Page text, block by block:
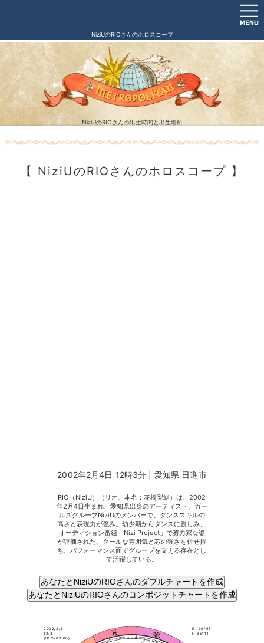
NiziUのRIOさんのホロスコープ
NiziUのRIOさんの出生時間と出生場所
【 NiziUのRIOさんのホロスコープ 】
2002年2月4日 12時3分 | 愛知県 日進市
RIO（NiziU）（リオ、本名：花橋梨緒）は、2002
年2月4日生まれ、愛知県出身のアーティスト。ガー
ルズグループNiziUのメンバーで、ダンススキルの
高さと表現力が強み。幼少期からダンスに親しみ、
オーディション番組「Nizi Project」で努力家な姿
が評価された。クールな雰囲気と芯の強さを併せ持
ち、パフォーマンス面でグループを支える存在とし
て活躍している。
2002/2/4
12:3
(UTC+09:00)
E 136°55'
N 35°11'